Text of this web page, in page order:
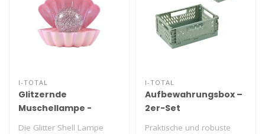
I-TOTAL
Glitzernde
Muschellampe -
perlrosa
Die Glitter Shell Lampe
I-TOTAL
Aufbewahrungsbox –
2er-Set
Praktische und robuste